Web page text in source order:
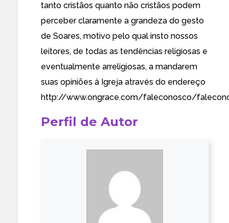
tanto cristãos quanto não cristãos podem
perceber claramente a grandeza do gesto
de Soares, motivo pelo qual insto nossos
leitores, de todas as tendências religiosas e
eventualmente arreligiosas, a mandarem
suas opiniões à Igreja através do endereço
http://www.ongrace.com/faleconosco/
Perfil de Autor